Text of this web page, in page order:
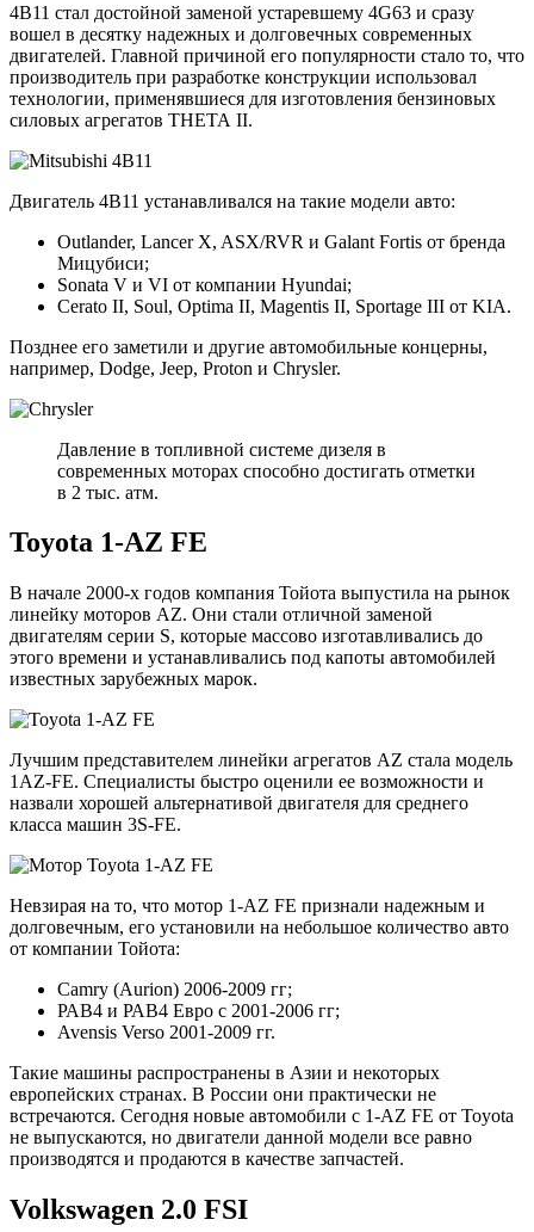
4B11 стал достойной заменой устаревшему 4G63 и сразу
вошел в десятку надежных и долговечных современных
двигателей. Главной причиной его популярности стало то, что
производитель при разработке конструкции использовал
технологии, применявшиеся для изготовления бензиновых
силовых агрегатов ТНЕТА II.
Двигатель 4B11 устанавливался на такие модели авто:
Outlander, Lancer X, ASX/RVR и Galant Fortis от бренда
Мицубиси;
Sonata V и VI от компании Hyundai;
Cerato II, Soul, Optima II, Magentis II, Sportage III от KIA.
Позднее его заметили и другие автомобильные концерны,
например, Dodge, Jeep, Proton и Chrysler.
Давление в топливной системе дизеля в
современных моторах способно достигать отметки
в 2 тыс. атм.
Toyota 1-AZ FE
В начале 2000-х годов компания Тойота выпустила на рынок
линейку моторов AZ. Они стали отличной заменой
двигателям серии S, которые массово изготавливались до
этого времени и устанавливались под капоты автомобилей
известных зарубежных марок.
Лучшим представителем линейки агрегатов AZ стала модель
1AZ-FE. Специалисты быстро оценили ее возможности и
назвали хорошей альтернативой двигателя для среднего
класса машин 3S-FE.
Невзирая на то, что мотор 1-AZ FE признали надежным и
долговечным, его установили на небольшое количество авто
от компании Тойота:
Camry (Aurion) 2006-2009 гг;
РАВ4 и РАВ4 Евро с 2001-2006 гг;
Avensis Verso 2001-2009 гг.
Такие машины распространены в Азии и некоторых
европейских странах. В России они практически не
встречаются. Сегодня новые автомобили с 1-AZ FE от Toyota
не выпускаются, но двигатели данной модели все равно
производятся и продаются в качестве запчастей.
Volkswagen 2.0 FSI